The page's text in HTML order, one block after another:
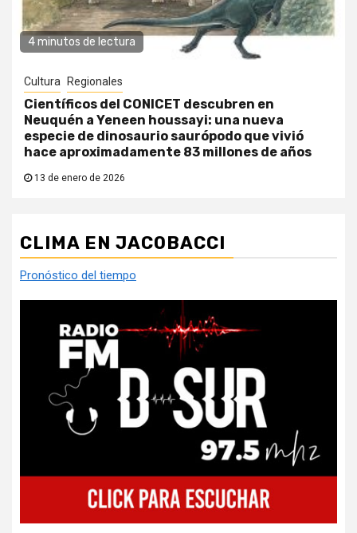
4 minutos de lectura
Cultura Regionales
Científicos del CONICET descubren en
Neuquén a Yeneen houssayi: una nueva
especie de dinosaurio saurópodo que vivió
hace aproximadamente 83 millones de años
13 de enero de 2026
CLIMA EN JACOBACCI
Pronóstico del tiempo